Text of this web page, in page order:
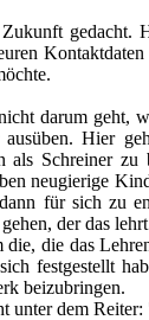
gedacht.
Kontaktdaten
darum geht,
Hier
als Schreiner
neugierige
für sich zu
der das
die das
festgestellt
beizubringen.
unter dem Reiter: